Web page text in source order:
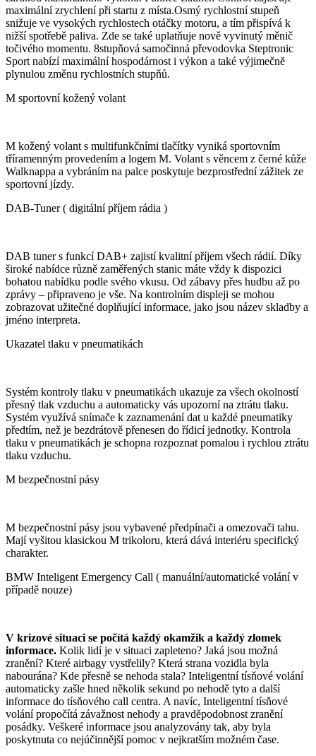
maximální zrychlení při startu z místa.Osmý rychlostní stupeň
snižuje ve vysokých rychlostech otáčky motoru, a tím přispívá k
nižší spotřebě paliva. Zde se také uplatňuje nově vyvinutý měnič
točivého momentu. 8stupňová samočinná převodovka Steptronic
Sport nabízí maximální hospodárnost i výkon a také výjimečně
plynulou změnu rychlostních stupňů.
M sportovní kožený volant
M kožený volant s multifunkčními tlačítky vyniká sportovním
tříramenným provedením a logem M. Volant s věncem z černé kůže
Walknappa a vybráním na palce poskytuje bezprostřední zážitek ze
sportovní jízdy.
DAB-Tuner ( digitální příjem rádia )
DAB tuner s funkcí DAB+ zajistí kvalitní příjem všech rádií. Díky
široké nabídce různě zaměřených stanic máte vždy k dispozici
bohatou nabídku podle svého vkusu. Od zábavy přes hudbu až po
zprávy – připraveno je vše. Na kontrolním displeji se mohou
zobrazovat užitečné doplňující informace, jako jsou název skladby a
jméno interpreta.
Ukazatel tlaku v pneumatikách
Systém kontroly tlaku v pneumatikách ukazuje za všech okolností
přesný tlak vzduchu a automaticky vás upozorní na ztrátu tlaku.
Systém využívá snímače k zaznamenání dat u každé pneumatiky
předtím, než je bezdrátově přenesen do řídicí jednotky. Kontrola
tlaku v pneumatikách je schopna rozpoznat pomalou i rychlou ztrátu
tlaku vzduchu.
M bezpečnostní pásy
M bezpečnostní pásy jsou vybavené předpínači a omezovači tahu.
Mají vyšitou klasickou M trikoloru, která dává interiéru specifický
charakter.
BMW Inteligent Emergency Call ( manuální/automatické volání v
případě nouze)
V krizové situaci se počítá každý okamžik a každý zlomek
informace. Kolik lidí je v situaci zapleteno? Jaká jsou možná
zranění? Které airbagy vystřelily? Která strana vozidla byla
nabourána? Kde přesně se nehoda stala? Inteligentní tísňové volání
automaticky zašle hned několik sekund po nehodě tyto a další
informace do tísňového call centra. A navíc, Inteligentní tísňové
volání propočítá závažnost nehody a pravděpodobnost zranění
posádky. Veškeré informace jsou analyzovány tak, aby byla
poskytnuta co nejúčinnější pomoc v nejkratším možném čase.